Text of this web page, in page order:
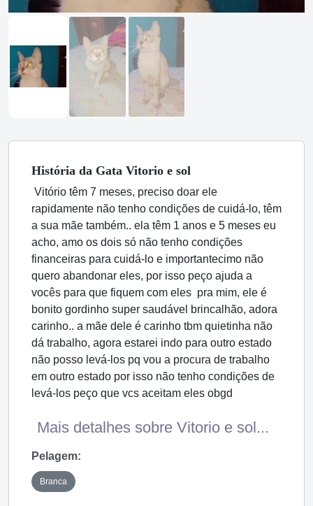
História da Gata Vitorio e sol
Vitório têm 7 meses, preciso doar ele
rapidamente não tenho condições de cuidá-lo, têm
a sua mãe também.. ela têm 1 anos e 5 meses eu
acho, amo os dois só não tenho condições
financeiras para cuidá-lo e importantecimo não
quero abandonar eles, por isso peço ajuda a
vocês para que fiquem com eles pra mim, ele é
bonito gordinho super saudável brincalhão, adora
carinho.. a mãe dele é carinho tbm quietinha não
dá trabalho, agora estarei indo para outro estado
não posso levá-los pq vou a procura de trabalho
em outro estado por isso não tenho condições de
levá-los peço que vcs aceitam eles obgd
Mais detalhes sobre Vitorio e sol...
Pelagem:
Branca